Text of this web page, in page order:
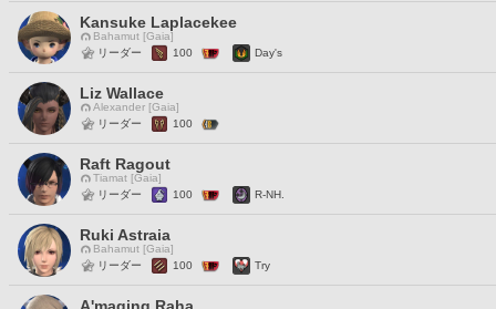
Kansuke Laplacekee
Bahamut [Gaia]
リーダー
100 Day's
Liz Wallace
Alexander [Gaia]
リーダー
100
Raft Ragout
Tiamat [Gaia]
リーダー
100 R-NH.
Ruki Astraia
Bahamut [Gaia]
リーダー
100 Try